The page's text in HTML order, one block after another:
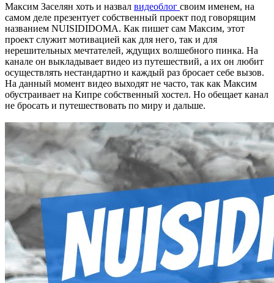
Максим Заселян хоть и назвал видеоблог своим именем, на
самом деле презентует собственный проект под говорящим
названием NUISIDIDOMA. Как пишет сам Максим, этот
проект служит мотивацией как для него, так и для
нерешительных мечтателей, ждущих волшебного пинка. На
канале он выкладывает видео из путешествий, а их он любит
осуществлять нестандартно и каждый раз бросает себе вызов.
На данный момент видео выходят не часто, так как Максим
обустраивает на Кипре собственный хостел. Но обещает канал
не бросать и путешествовать по миру и дальше.